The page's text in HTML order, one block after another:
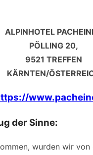
ALPINHOTEL
PÖLLING 20,
9521 TREFFEN
KÄRNTEN/
der Sinne:
wurden wir von